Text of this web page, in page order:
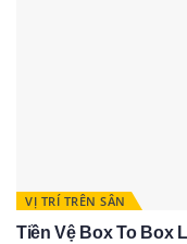
VỊ TRÍ TRÊN SÂN
Tiền Vệ Box To Box